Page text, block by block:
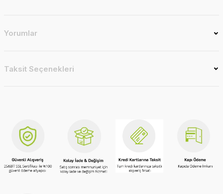
Yorumlar
Taksit Seçenekleri